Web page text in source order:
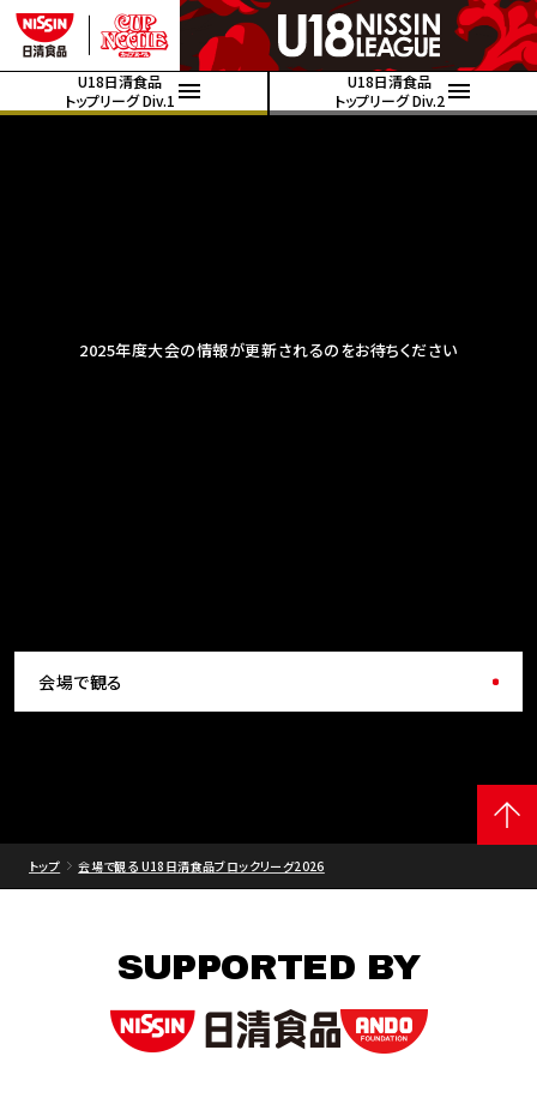
U18日清食品
トップリーグ Div.1
U18日清食品
トップリーグ Div.2
2025年度大会の情報が更新されるのをお待ちください
会場で観る
トップ 会場で観る U18日清食品ブロックリーグ2026
SUPPORTED BY